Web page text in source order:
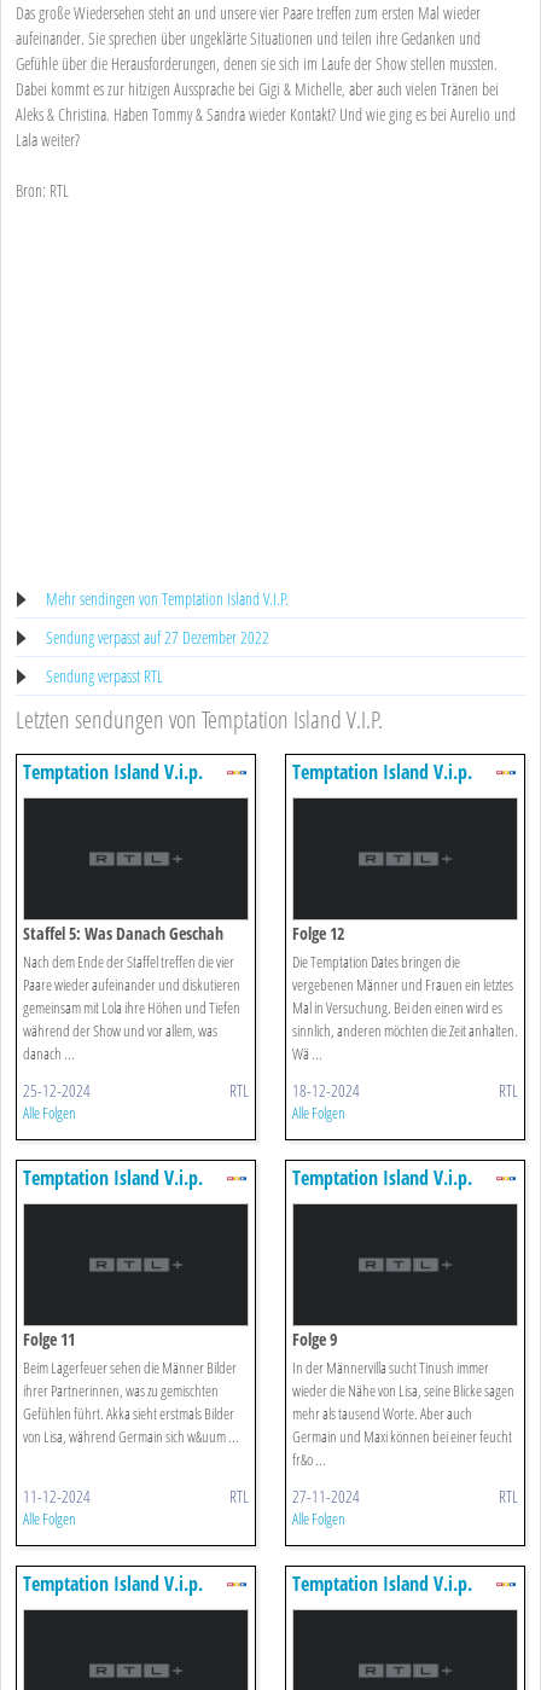
Das große Wiedersehen steht an und unsere vier Paare treffen zum ersten Mal wieder
aufeinander. Sie sprechen über ungeklärte Situationen und teilen ihre Gedanken und
Gefühle über die Herausforderungen, denen sie sich im Laufe der Show stellen mussten.
Dabei kommt es zur hitzigen Aussprache bei Gigi & Michelle, aber auch vielen Tränen bei
Aleks & Christina. Haben Tommy & Sandra wieder Kontakt? Und wie ging es bei Aurelio und
Lala weiter?
Bron: RTL
Mehr sendingen von Temptation Island V.I.P.
Sendung verpasst auf 27 Dezember 2022
Sendung verpasst RTL
Letzten sendungen von Temptation Island V.I.P.
Temptation Island V.i.p.
Staffel 5: Was Danach Geschah
Nach dem Ende der Staffel treffen die vier
Paare wieder aufeinander und diskutieren
gemeinsam mit Lola ihre Höhen und Tiefen
während der Show und vor allem, was
danach ...
25-12-2024 RTL
Alle Folgen
Temptation Island V.i.p.
Folge 12
Die Temptation Dates bringen die
vergebenen Männer und Frauen ein letztes
Mal in Versuchung. Bei den einen wird es
sinnlich, anderen möchten die Zeit anhalten.
Wä ...
18-12-2024 RTL
Alle Folgen
Temptation Island V.i.p.
Folge 11
Beim Lagerfeuer sehen die Männer Bilder
ihrer Partnerinnen, was zu gemischten
Gefühlen führt. Akka sieht erstmals Bilder
von Lisa, während Germain sich w&uum ...
11-12-2024 RTL
Alle Folgen
Temptation Island V.i.p.
Folge 9
In der Männervilla sucht Tinush immer
wieder die Nähe von Lisa, seine Blicke sagen
mehr als tausend Worte. Aber auch
Germain und Maxi können bei einer feucht
fr&o ...
27-11-2024 RTL
Alle Folgen
Temptation Island V.i.p. Temptation Island V.i.p.